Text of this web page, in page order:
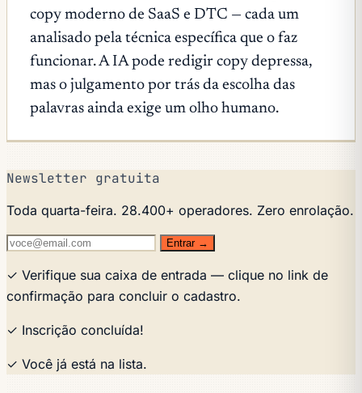
copy moderno de SaaS e DTC — cada um
analisado pela técnica específica que o faz
funcionar. A IA pode redigir copy depressa,
mas o julgamento por trás da escolha das
palavras ainda exige um olho humano.
Newsletter gratuita
Toda quarta-feira. 28.400+ operadores. Zero enrolação.
Entrar →
✓ Verifique sua caixa de entrada — clique no link de
confirmação para concluir o cadastro.
✓ Inscrição concluída!
✓ Você já está na lista.